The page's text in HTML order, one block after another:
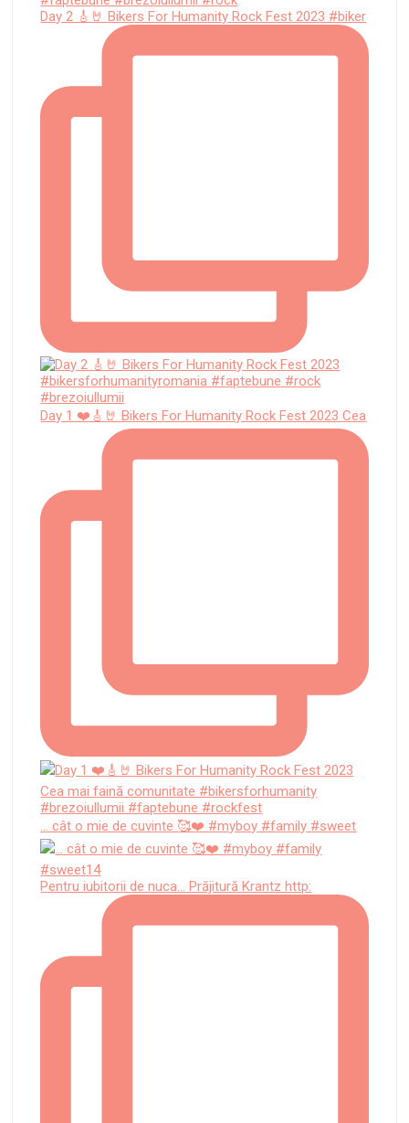
Day 2 🎸🤘 Bikers For Humanity Rock Fest 2023 #biker
Day 1 ❤️🎸🤘 Bikers For Humanity Rock Fest 2023 Cea
... cât o mie de cuvinte 🥰❤️ #myboy #family #sweet
Pentru iubitorii de nuca... Prăjitură Krantz http: